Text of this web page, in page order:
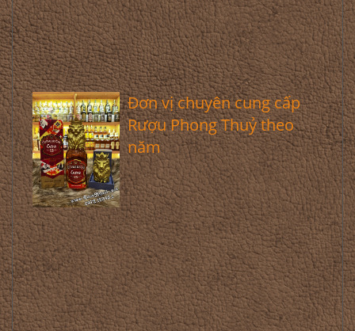
Đơn vị chuyên cung cấp
Rượu Phong Thuỷ theo
năm